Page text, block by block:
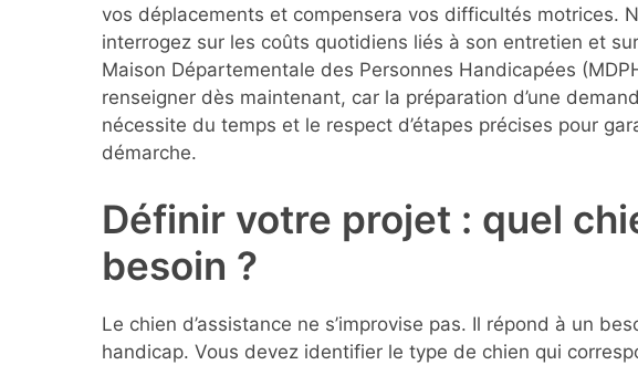
vos déplacements et compensera vos difficultés motrices.
interrogez sur les coûts quotidiens liés à son entretien et
Maison Départementale des Personnes Handicapées
renseigner dès maintenant, car la préparation d’une
nécessite du temps et le respect d’étapes précises pour
démarche.
Définir votre projet : quel
besoin ?
Le chien d’assistance ne s’improvise pas. Il répond à un
handicap. Vous devez identifier le type de chien qui